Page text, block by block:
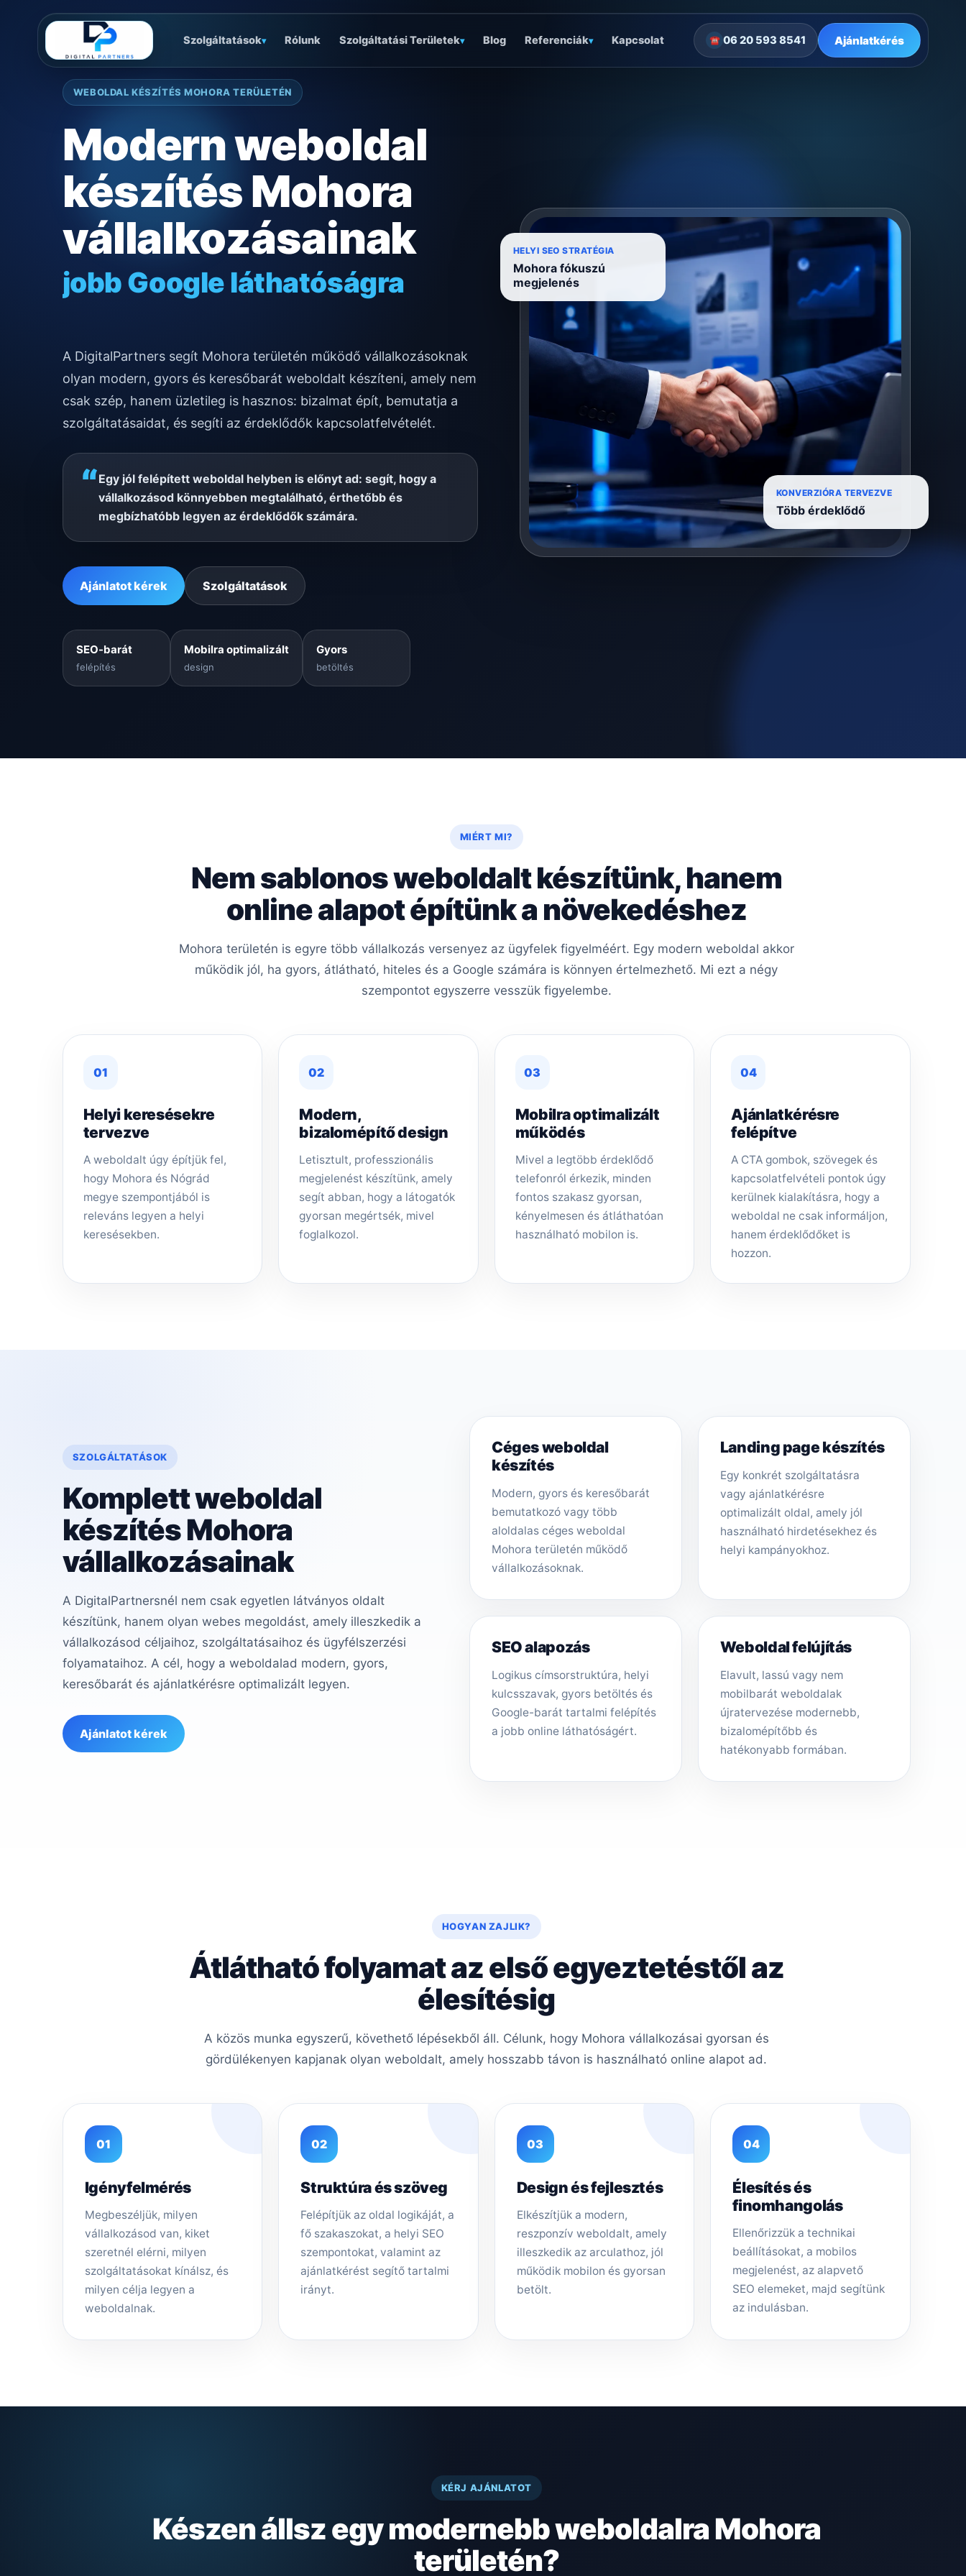
Szolgáltatások▾ Rólunk Szolgáltatási Területek▾ Blog Referenciák▾ Kapcsolat ☎ 06 20 593 8541 Ajánlatkérés
WEBOLDAL KÉSZÍTÉS MOHORA TERÜLETÉN
Modern weboldal
készítés Mohora
vállalkozásainak
jobb Google láthatóságra
gyors mobilos működésre
A DigitalPartners segít Mohora területén működő vállalkozásoknak
olyan modern, gyors és keresőbarát weboldalt készíteni, amely nem
csak szép, hanem üzletileg is hasznos: bizalmat épít, bemutatja a
szolgáltatásaidat, és segíti az érdeklődők kapcsolatfelvételét.
“Egy jól felépített weboldal helyben is előnyt ad: segít, hogy a
vállalkozásod könnyebben megtalálható, érthetőbb és
megbízhatóbb legyen az érdeklődők számára.
Ajánlatot kérek Szolgáltatások
SEO-barát
felépítés
Mobilra optimalizált
design
Gyors
betöltés
HELYI SEO STRATÉGIA
Mohora fókuszú
megjelenés
KONVERZIÓRA TERVEZVE
Több érdeklődő
MIÉRT MI?
Nem sablonos weboldalt készítünk, hanem
online alapot építünk a növekedéshez
Mohora területén is egyre több vállalkozás versenyez az ügyfelek figyelméért. Egy modern weboldal akkor
működik jól, ha gyors, átlátható, hiteles és a Google számára is könnyen értelmezhető. Mi ezt a négy
szempontot egyszerre vesszük figyelembe.
01
Helyi keresésekre
tervezve
A weboldalt úgy építjük fel,
hogy Mohora és Nógrád
megye szempontjából is
releváns legyen a helyi
keresésekben.
02
Modern,
bizalomépítő design
Letisztult, professzionális
megjelenést készítünk, amely
segít abban, hogy a látogatók
gyorsan megértsék, mivel
foglalkozol.
03
Mobilra optimalizált
működés
Mivel a legtöbb érdeklődő
telefonról érkezik, minden
fontos szakasz gyorsan,
kényelmesen és átláthatóan
használható mobilon is.
04
Ajánlatkérésre
felépítve
A CTA gombok, szövegek és
kapcsolatfelvételi pontok úgy
kerülnek kialakításra, hogy a
weboldal ne csak informáljon,
hanem érdeklődőket is
hozzon.
SZOLGÁLTATÁSOK
Komplett weboldal
készítés Mohora
vállalkozásainak
A DigitalPartnersnél nem csak egyetlen látványos oldalt
készítünk, hanem olyan webes megoldást, amely illeszkedik a
vállalkozásod céljaihoz, szolgáltatásaihoz és ügyfélszerzési
folyamataihoz. A cél, hogy a weboldalad modern, gyors,
keresőbarát és ajánlatkérésre optimalizált legyen.
Ajánlatot kérek
Céges weboldal
készítés
Modern, gyors és keresőbarát
bemutatkozó vagy több
aloldalas céges weboldal
Mohora területén működő
vállalkozásoknak.
Landing page készítés
Egy konkrét szolgáltatásra
vagy ajánlatkérésre
optimalizált oldal, amely jól
használható hirdetésekhez és
helyi kampányokhoz.
SEO alapozás
Logikus címsorstruktúra, helyi
kulcsszavak, gyors betöltés és
Google-barát tartalmi felépítés
a jobb online láthatóságért.
Weboldal felújítás
Elavult, lassú vagy nem
mobilbarát weboldalak
újratervezése modernebb,
bizalomépítőbb és
hatékonyabb formában.
HOGYAN ZAJLIK?
Átlátható folyamat az első egyeztetéstől az
élesítésig
A közös munka egyszerű, követhető lépésekből áll. Célunk, hogy Mohora vállalkozásai gyorsan és
gördülékenyen kapjanak olyan weboldalt, amely hosszabb távon is használható online alapot ad.
01
Igényfelmérés
Megbeszéljük, milyen
vállalkozásod van, kiket
szeretnél elérni, milyen
szolgáltatásokat kínálsz, és
milyen célja legyen a
weboldalnak.
02
Struktúra és szöveg
Felépítjük az oldal logikáját, a
fő szakaszokat, a helyi SEO
szempontokat, valamint az
ajánlatkérést segítő tartalmi
irányt.
03
Design és fejlesztés
Elkészítjük a modern,
reszponzív weboldalt, amely
illeszkedik az arculathoz, jól
működik mobilon és gyorsan
betölt.
04
Élesítés és
finomhangolás
Ellenőrizzük a technikai
beállításokat, a mobilos
megjelenést, az alapvető
SEO elemeket, majd segítünk
az indulásban.
KÉRJ AJÁNLATOT
Készen állsz egy modernebb weboldalra Mohora
területén?